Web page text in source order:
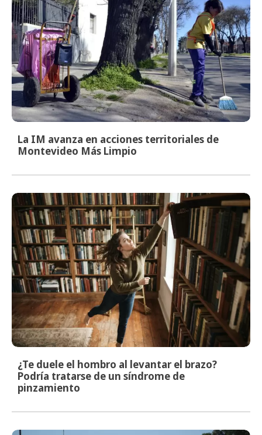
La IM avanza en acciones territoriales de
Montevideo Más Limpio
¿Te duele el hombro al levantar el brazo?
Podría tratarse de un síndrome de
pinzamiento